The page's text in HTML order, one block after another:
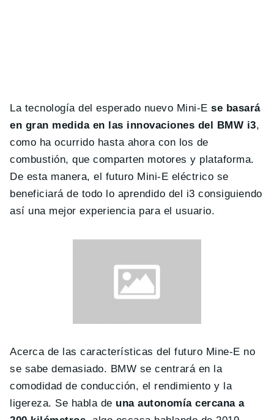
La tecnología del esperado nuevo Mini-Ese basará
en gran medida en las innovaciones del BMW i3,
como ha ocurrido hasta ahora con los de
combustión, que comparten motores y plataforma.
De esta manera, el futuro Mini-E eléctrico se
beneficiará de todo lo aprendido del i3 consiguiendo
así una mejor experiencia para el usuario.
Acerca de las características del futuro Mine-E no
se sabe demasiado. BMW se centrará en la
comodidad de conducción, el rendimiento y la
ligereza. Se habla de una autonomía cercana a